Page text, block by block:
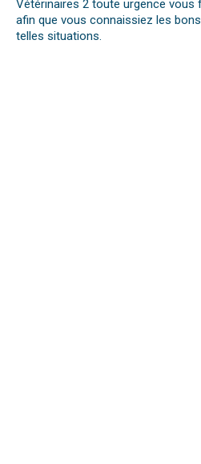
Vétérinaires 2 toute urgence
afin que vous connaissiez les
telles situations.